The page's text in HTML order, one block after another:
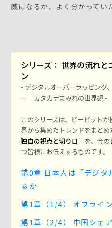
威になるか、よく分かってい
シリーズ： 世界の流れと
ン
- デジタルオーバーラッピング
ー カタカナまみれの世界観 -
このシリーズは、ビービット
界から集めたトレンドをまと
独自の視点と切り口 」を、今
つ皆様にお伝えするものです。
第0章 日本人は「デジタ
るか
第1章（1/4） オフライ
第1章（2/4） 中国シェ